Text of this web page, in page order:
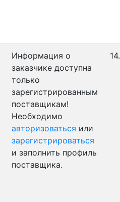
Информация о
заказчике доступна
только
зарегистрированным
поставщикам!
Необходимо
авторизоваться или
зарегистрироваться
и заполнить профиль
поставщика.